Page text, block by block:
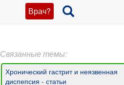
Врач?
Связанные темы:
Хронический гастрит и неязвенная
диспепсия - статьи